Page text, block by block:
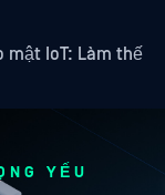
mật IoT: Làm thế
YẾU